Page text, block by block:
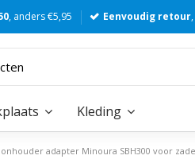
, anders €5,95 Eenvoudig retour
Kleding
adapter Minoura SBH300 voor